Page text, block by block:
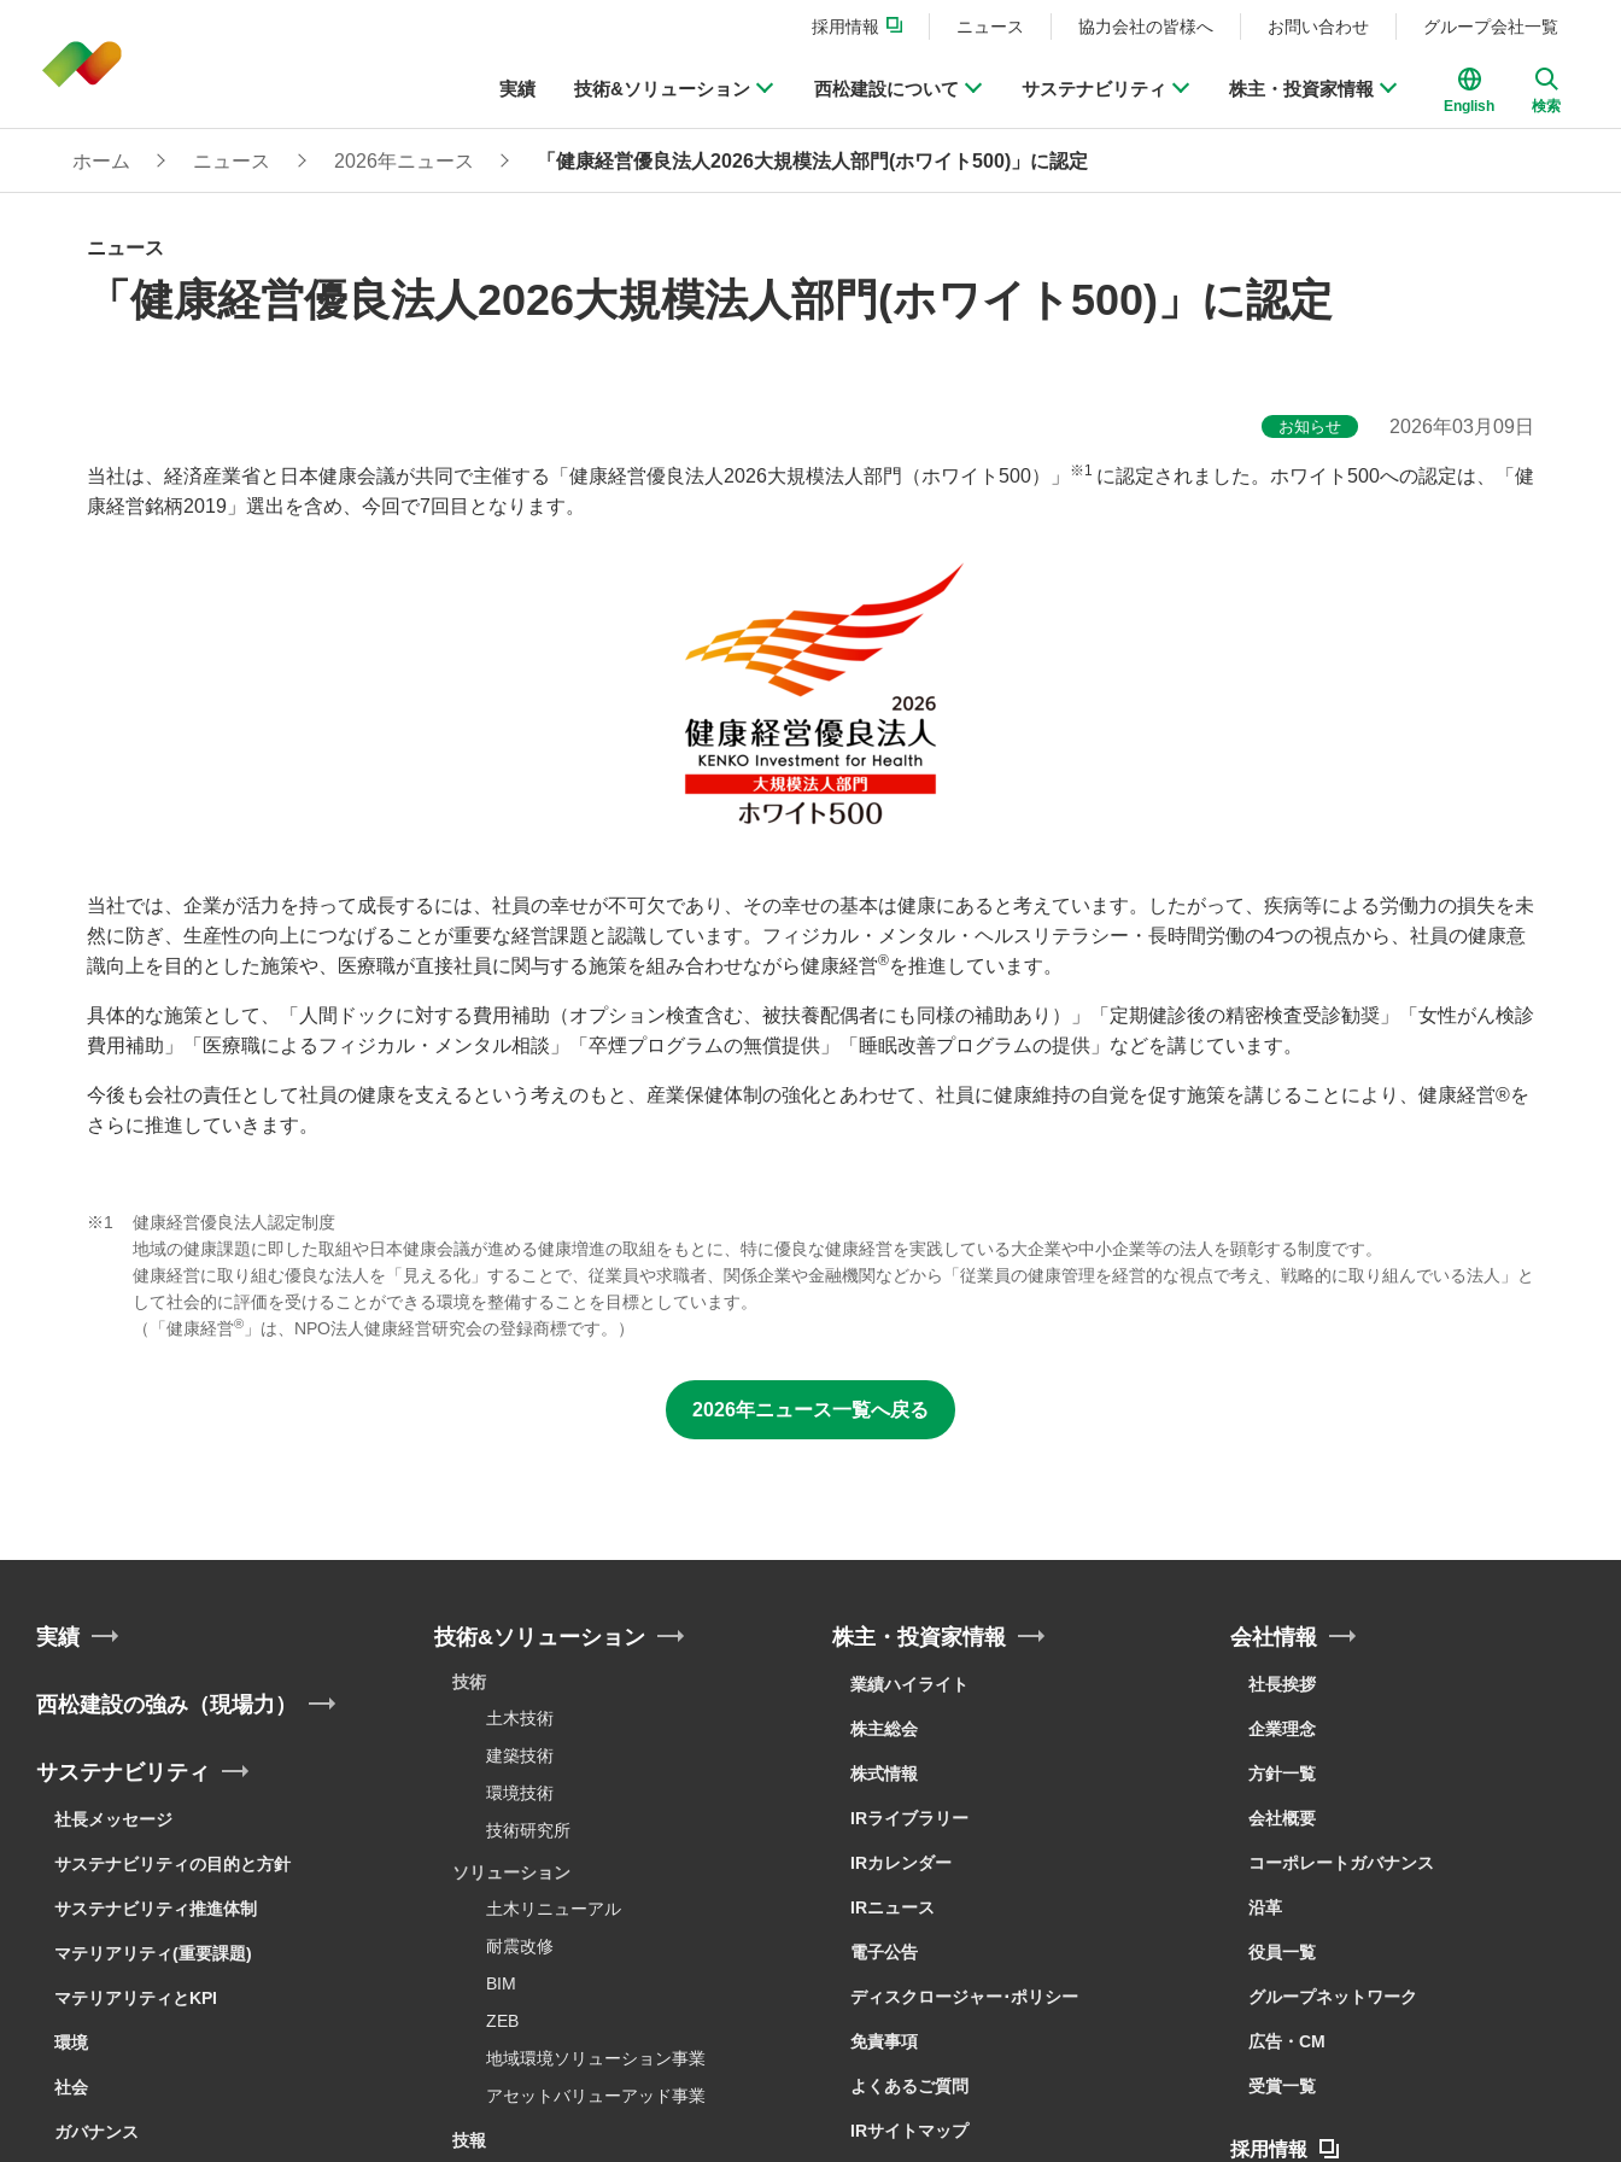
採用情報 ニュース 協力会社の皆様へ お問い合わせ グループ会社一覧
実績 技術&ソリューション 西松建設について サステナビリティ 株主・投資家情報
English 検索
ホーム ニュース 2026年ニュース 「健康経営優良法人2026大規模法人部門(ホワイト500)」に認定
ニュース
「健康経営優良法人2026大規模法人部門(ホワイト500)」に認定
お知らせ 2026年03月09日
当社は、経済産業省と日本健康会議が共同で主催する「健康経営優良法人 2026大規模法人部門（ホワイト 500）」 ※1 に認定されました。ホワイト 500への認定は、「健
康経営銘柄2019 」選出を含め、今回で7回目となります。
当社では、企業が活力を持って成長するには、社員の幸せが不可欠であり、その幸せの基本は健康にあると考えています。したがって、疾病等による労働力の損失を未
然に防ぎ、生産性の向上につなげることが重要な経営課題と認識しています。フィジカル・メンタル・ヘルスリテラシー・長時間労働の4つの視点から、社員の健康意
識向上を目的とした施策や、医療職が直接社員に関与する施策を組み合わせながら健康経営®を推進しています。
具体的な施策として、「人間ドックに対する費用補助（オプション検査含む、被扶養配偶者にも同様の補助あり）」「定期健診後の精密検査受診勧奨」「女性がん検診
費用補助」「医療職によるフィジカル・メンタル相談」「卒煙プログラムの無償提供」「睡眠改善プログラムの提供」などを講じています。
今後も会社の責任として社員の健康を支えるという考えのもと、産業保健体制の強化とあわせて、社員に健康維持の自覚を促す施策を講じることにより、健康経営®を
さらに推進していきます。
※1
健康経営優良法人認定制度
地域の健康課題に即した取組や日本健康会議が進める健康増進の取組をもとに、特に優良な健康経営を実践している大企業や中小企業等の法人を顕彰する制度です。
健康経営に取り組む優良な法人を「見える化」することで、従業員や求職者、関係企業や金融機関などから「従業員の健康管理を経営的な視点で考え、戦略的に取り組んでいる法人」と
して社会的に評価を受けることができる環境を整備することを目標としています。
（「健康経営®」は、NPO法人健康経営研究会の登録商標です。）
2026年ニュース一覧へ戻る
実績
西松建設の強み（現場力）
サステナビリティ
社長メッセージ
サステナビリティの目的と方針
サステナビリティ推進体制
マテリアリティ(重要課題)
マテリアリティとKPI
環境
社会
ガバナンス
技術&ソリューション
技術
土木技術
建築技術
環境技術
技術研究所
ソリューション
土木リニューアル
耐震改修
BIM
ZEB
地域環境ソリューション事業
アセットバリューアッド事業
技報
株主・投資家情報
業績ハイライト
株主総会
株式情報
IRライブラリー
IRカレンダー
IRニュース
電子公告
ディスクロージャー･ポリシー
免責事項
よくあるご質問
IRサイトマップ
会社情報
社長挨拶
企業理念
方針一覧
会社概要
コーポレートガバナンス
沿革
役員一覧
グループネットワーク
広告・CM
受賞一覧
採用情報